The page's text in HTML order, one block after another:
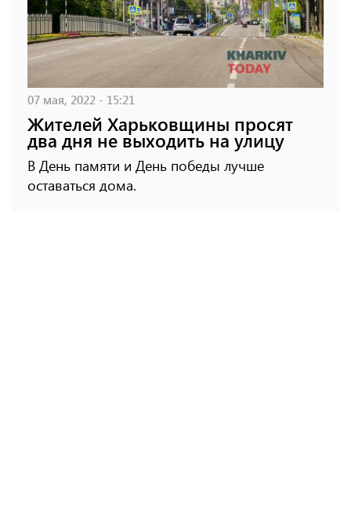
07 мая, 2022 - 15:21
Жителей Харьковщины просят
два дня не выходить на улицу
В День памяти и День победы лучше
оставаться дома.